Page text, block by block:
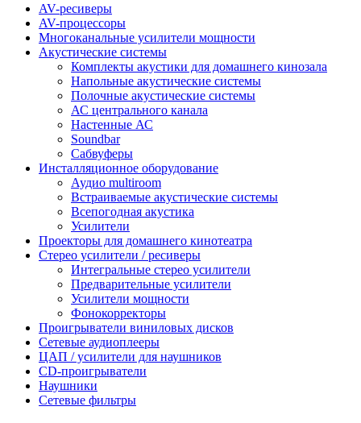
AV-ресиверы
AV-процессоры
Многоканальные усилители мощности
Акустические системы
Комплекты акустики для домашнего кинозала
Напольные акустические системы
Полочные акустические системы
АС центрального канала
Настенные АС
Soundbar
Сабвуферы
Инсталляционное оборудование
Аудио multiroom
Встраиваемые акустические системы
Всепогодная акустика
Усилители
Проекторы для домашнего кинотеатра
Стерео усилители / ресиверы
Интегральные стерео усилители
Предварительные усилители
Усилители мощности
Фонокорректоры
Проигрыватели виниловых дисков
Сетевые аудиоплееры
ЦАП / усилители для наушников
CD-проигрыватели
Наушники
Сетевые фильтры